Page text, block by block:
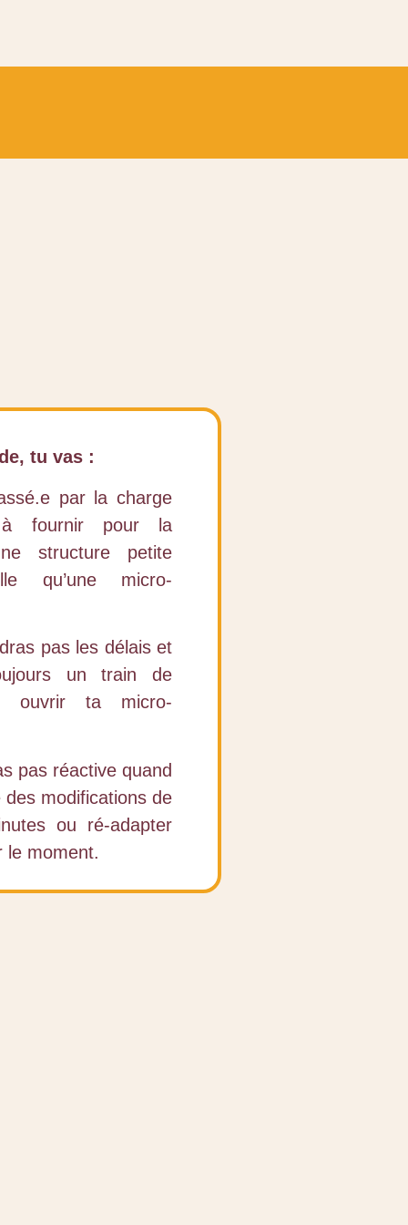
tu vas :
par la charge
fournir pour la
structure petite
qu’une micro-
pas les délais et
un train de
ouvrir ta micro-
pas réactive quand
des modifications de
ou ré-adapter
le moment.